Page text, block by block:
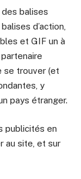
balises
d’action,
et GIF un à
se trouver (et
y
pays étranger.
publicités en
au site, et sur